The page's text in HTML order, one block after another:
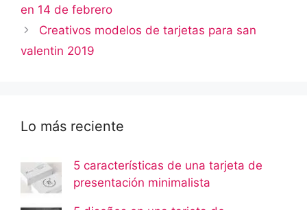
en 14 de febrero
Creativos modelos de tarjetas para san
valentin 2019
Lo más reciente
5 características de una tarjeta de
presentación minimalista